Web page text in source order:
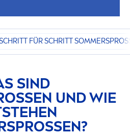
FÜR SCHRITT
SIND
UND WIE